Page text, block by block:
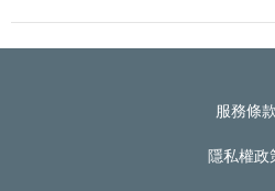
服務條款
隱私權政